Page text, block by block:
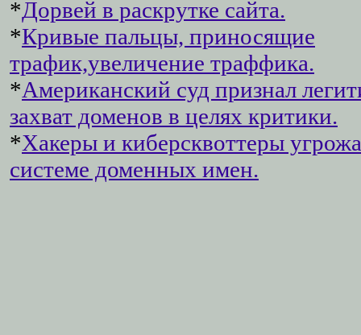
*Дорвей в раскрутке сайта.
*Кривые пальцы, приносящие
трафик,увеличение траффика.
*Американский суд признал
захват доменов в целях критики.
*Хакеры и киберсквоттеры
системе доменных имен.